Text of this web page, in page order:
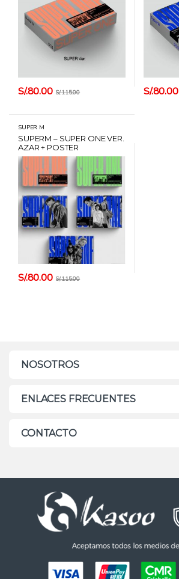
S/.80.00 S/.115.00 S/.80.00
SUPER M
SUPERM – SUPER ONE VER.
AZAR + POSTER
S/.80.00 S/.115.00
NOSOTROS
ENLACES FRECUENTES
CONTACTO